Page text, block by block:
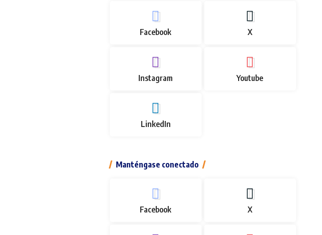
Facebook X
Instagram Youtube
LinkedIn
Manténgase conectado
Facebook X